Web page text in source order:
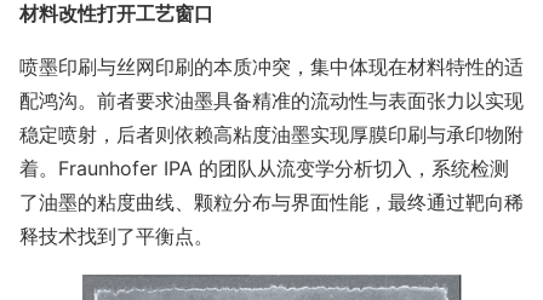
材料改性打开工艺窗口
喷墨印刷与丝网印刷的本质冲突，集中体现在材料特性的适
配鸿沟。前者要求油墨具备精准的流动性与表面张力以实现
稳定喷射，后者则依赖高粘度油墨实现厚膜印刷与承印物附
着。Fraunhofer IPA 的团队从流变学分析切入，系统检测
了油墨的粘度曲线、颗粒分布与界面性能，最终通过靶向稀
释技术找到了平衡点。